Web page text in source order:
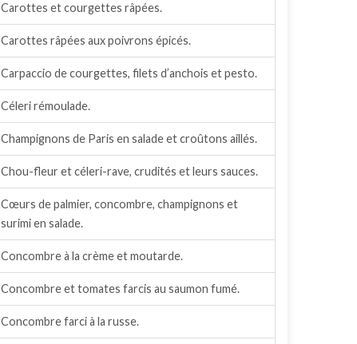
Carottes et courgettes râpées.
Carottes râpées aux poivrons épicés.
Carpaccio de courgettes, filets d’anchois et pesto.
Céleri rémoulade.
Champignons de Paris en salade et croûtons aillés.
Chou-fleur et céleri-rave, crudités et leurs sauces.
Cœurs de palmier, concombre, champignons et
surimi en salade.
Concombre à la crème et moutarde.
Concombre et tomates farcis au saumon fumé.
Concombre farci à la russe.